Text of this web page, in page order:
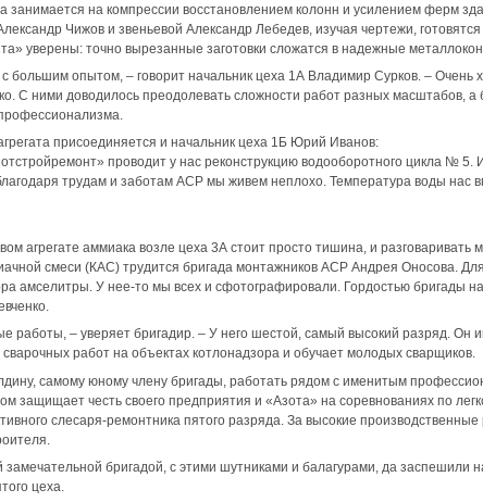
занимается на компрессии восстановлением колонн и усилением ферм
Чижов и звеньевой Александр Лебедев, изучая чертежи,
уверены: точно вырезанные заготовки сложатся в надежные
опытом, – говорит начальник цеха 1А Владимир Сурков. – Очень
С ними доводилось преодолевать сложности работ разных масштабов,
присоединяется и начальник цеха 1Б Юрий Иванов:
проводит у нас реконструкцию водооборотного цикла № 5.
трудам и заботам АСР мы живем неплохо. Температура воды нас
агрегате аммиака возле цеха 3А стоит просто тишина, и разговаривать
смеси (КАС) трудится бригада монтажников АСР Андрея Оносова.
амселитры. У нее-то мы всех и сфотографировали. Гордостью бригады
работы, – уверяет бригадир. – У него шестой, самый высокий разряд. Он
работ на объектах котлонадзора и обучает молодых сварщиков.
самому юному члену бригады, работать рядом с именитым
защищает честь своего предприятия и «Азота» на соревнованиях по
слесаря-ремонтника пятого разряда. За высокие
бригадой, с этими шутниками и балагурами, да заспешили
цеха.